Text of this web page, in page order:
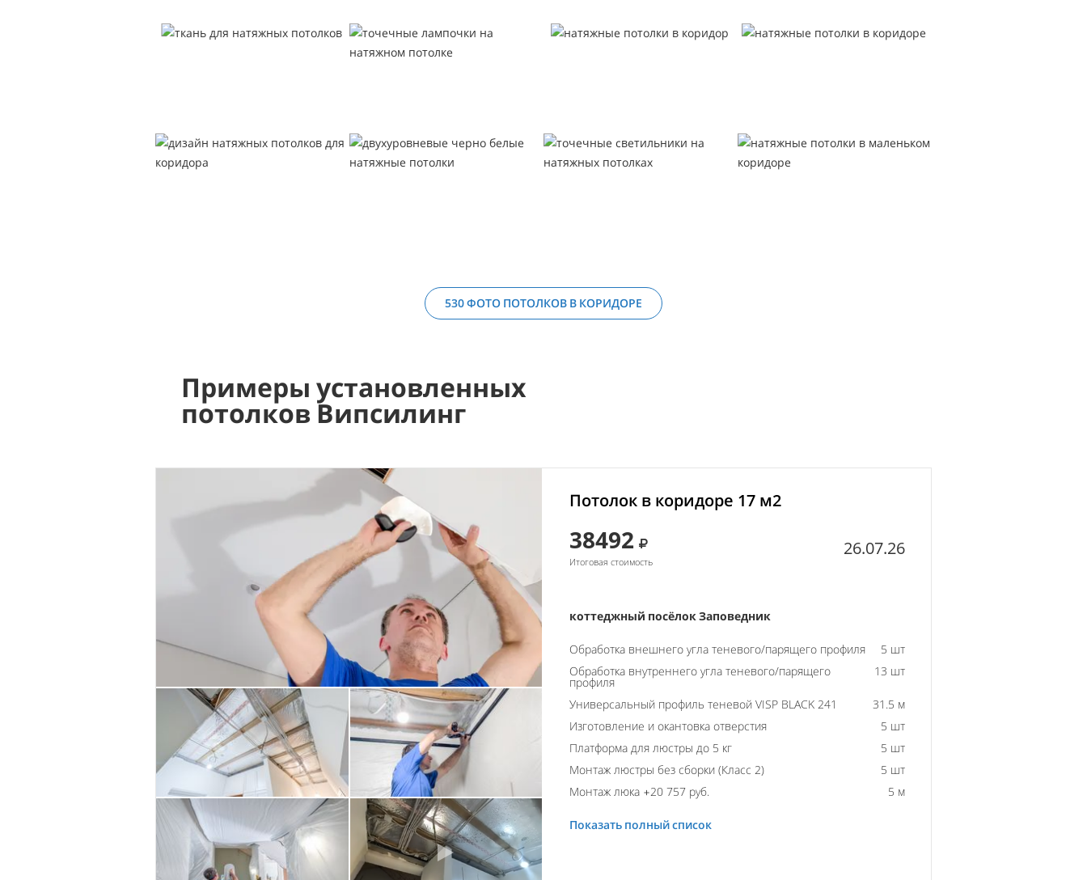
530 ФОТО ПОТОЛКОВ В КОРИДОРЕ
Примеры установленных
потолков Випсилинг
Потолок в коридоре 17 м2
38492
Итоговая стоимость
26.07.26
коттеджный посёлок Заповедник
Обработка внешнего угла теневого/парящего профиля
5 шт
Обработка внутреннего угла теневого/парящего
профиля
13 шт
Универсальный профиль теневой VISP BLACK 241
31.5 м
Изготовление и окантовка отверстия
5 шт
Платформа для люстры до 5 кг
5 шт
Монтаж люстры без сборки (Класс 2)
5 шт
Монтаж люка +20 757 руб.
5 м
Показать полный список